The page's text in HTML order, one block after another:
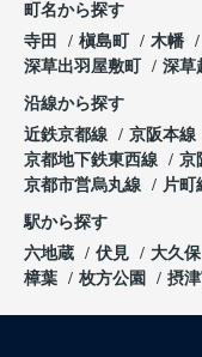
町名から探す
寺田
槇島町 木幡
深草出羽屋敷町
深草
沿線から探す
近鉄京都線
京阪本線
京都地下鉄東西線
京
京都市営烏丸線
片町
駅から探す
六地蔵
伏見 大久保
樟葉
枚方公園 摂